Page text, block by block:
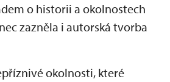
o historii a okolnostech
zazněla i autorská tvorba
okolnosti, které